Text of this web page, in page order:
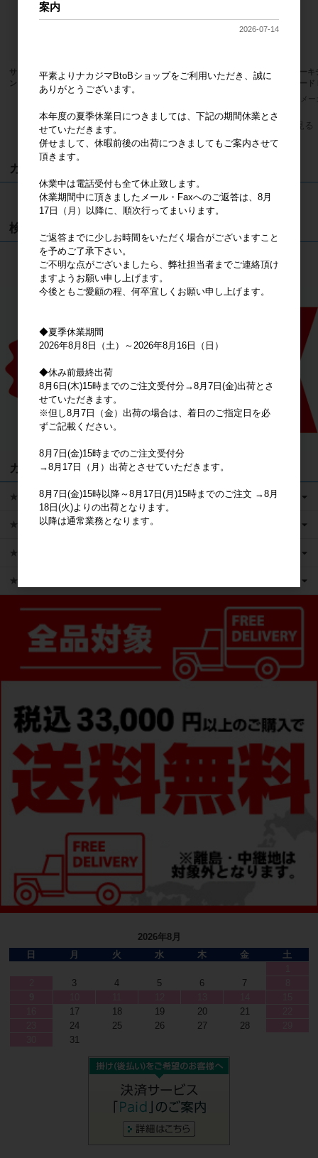
サンリオキャラクターズ ハンギョド
ン ふわくた ぬいぐるみ
サンリオキャラクターズ ハローキテ
ィ 桜着物 水色 マスコット
ハロー
ンダー
メ
すべてのおすすめ商品を見る
カート
カートは空です
検索
検索
カテゴリ
★キャラクターグッズ
★新商品
★かえるのピクルス ライセンス商品
★ピックアップ
2026年8月
日
月 火 水 木 金
土
3 4 5 6 7
17 18 19 20 21
24 25 26 27 28
31
案内
2026-07-14
平素よりナカジマBtoBショップをご利用いただき、誠に
ありがとうございます。
本年度の夏季休業日につきましては、下記の期間休業とさ
せていただきます。
併せまして、休暇前後の出荷につきましてもご案内させて
頂きます。
休業中は電話受付も全て休止致します。
休業期間中に頂きましたメール・Faxへのご返答は、8月
17日（月）以降に、順次行ってまいります。
ご返答までに少しお時間をいただく場合がございますこと
を予めご了承下さい。
ご不明な点がございましたら、弊社担当者までご連絡頂け
ますようお願い申し上げます。
今後ともご愛顧の程、何卒宜しくお願い申し上げます。
◆夏季休業期間
2026年8月8日（土）～2026年8月16日（日）
◆休み前最終出荷
8月6日(木)15時までのご注文受付分→8月7日(金)出荷とさ
せていただきます。
※但し8月7日（金）出荷の場合は、着日のご指定日を必
ずご記載ください。
8月7日(金)15時までのご注文受付分
→8月17日（月）出荷とさせていただきます。
8月7日(金)15時以降～8月17日(月)15時までのご注文 →8月
18日(火)よりの出荷となります。
以降は通常業務となります。